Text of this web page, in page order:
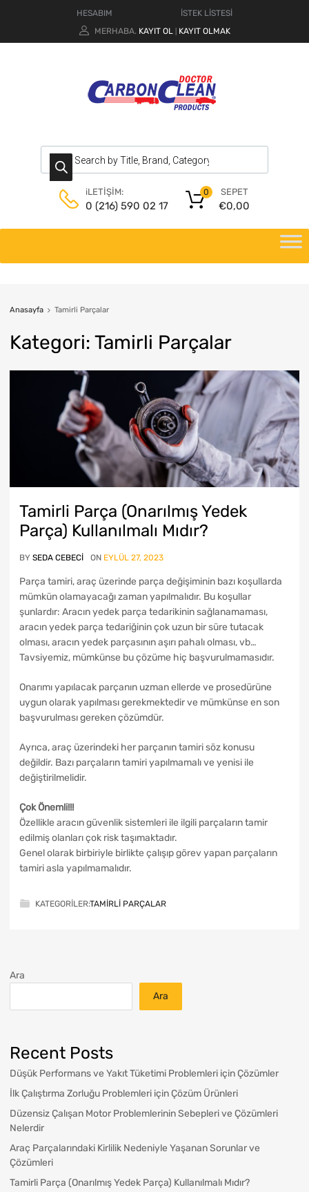
HESABIM
İSTEK LİSTESİ
MERHABA. KAYIT OL KAYIT OLMAK
iLETİŞİM:
0 (216) 590 02 17
SEPET
€0,00
0
Anasayfa Tamirli Parçalar
Kategori: Tamirli Parçalar
Tamirli Parça (Onarılmış Yedek
Parça) Kullanılmalı Mıdır?
BY SEDA CEBECI ON EYLÜL 27, 2023
Parça tamiri, araç üzerinde parça değişiminin bazı koşullarda
mümkün olamayacağı zaman yapılmalıdır. Bu koşullar
şunlardır: Aracın yedek parça tedarikinin sağlanamaması,
aracın yedek parça tedariğinin çok uzun bir süre tutacak
olması, aracın yedek parçasının aşırı pahalı olması, vb…
Tavsiyemiz, mümkünse bu çözüme hiç başvurulmamasıdır.
Onarımı yapılacak parçanın uzman ellerde ve prosedürüne
uygun olarak yapılması gerekmektedir ve mümkünse en son
başvurulması gereken çözümdür.
Ayrıca, araç üzerindeki her parçanın tamiri söz konusu
değildir. Bazı parçaların tamiri yapılmamalı ve yenisi ile
değiştirilmelidir.
Çok Önemli!!!
Özellikle aracın güvenlik sistemleri ile ilgili parçaların tamir
edilmiş olanları çok risk taşımaktadır.
Genel olarak birbiriyle birlikte çalışıp görev yapan parçaların
tamiri asla yapılmamalıdır.
KATEGORILER:TAMIRLI PARÇALAR
Ara
Ara
Recent Posts
Düşük Performans ve Yakıt Tüketimi Problemleri için Çözümler
İlk Çalıştırma Zorluğu Problemleri için Çözüm Ürünleri
Düzensiz Çalışan Motor Problemlerinin Sebepleri ve Çözümleri
Nelerdir
Araç Parçalarındaki Kirlilik Nedeniyle Yaşanan Sorunlar ve
Çözümleri
Tamirli Parça (Onarılmış Yedek Parça) Kullanılmalı Mıdır?